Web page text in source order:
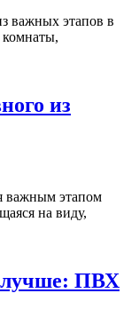
важных этапов в
комнаты,
из
важным этапом
на виду,
лучше: ПВХ